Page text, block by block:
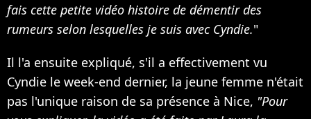
fais cette petite vidéo histoire de démentir des
rumeurs selon lesquelles je suis avec Cyndie."
Il l'a ensuite expliqué, s'il a effectivement vu
Cyndie le week-end dernier, la jeune femme n'était
pas l'unique raison de sa présence à Nice, "Pour